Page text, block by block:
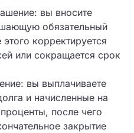
вы вносите
обязательный
корректируется
или сокращается
вы выплачиваете
и начисленные на